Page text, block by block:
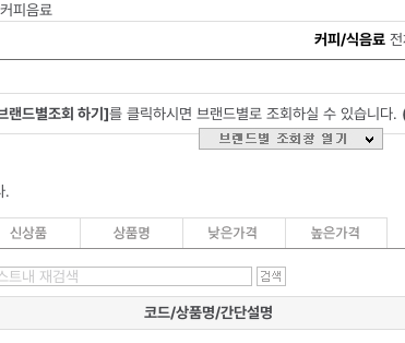
커피음료
커피/식음료전
랜드별조회 하기]를 클릭하시면 브랜드별로 조회하실 수 있습니다.
.
코드/상품명/간단설명